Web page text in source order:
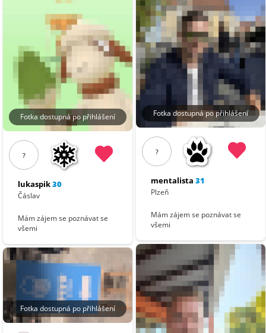
Fotka dostupná po přihlášení
?
lukaspik30
Čáslav
Mám zájem se poznávat se
všemi
Fotka dostupná po přihlášení
Fotka dostupná po přihlášení
?
mentalista 31
Plzeň
Mám zájem se poznávat se
všemi